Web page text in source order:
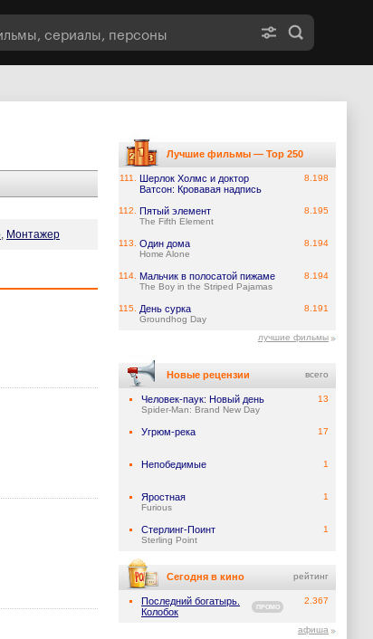
, Монтажер
Лучшие фильмы — Top 250
111.
Шерлок Холмс и доктор
Ватсон: Кровавая надпись
8.198
112. Пятый элемент
The Fifth Element
8.195
113. Один дома
Home Alone
8.194
114. Мальчик в полосатой пижаме
The Boy in the Striped Pajamas
8.194
115. День сурка
Groundhog Day
8.191
лучшие фильмы
Новые рецензии всего
Человек-паук: Новый день
Spider-Man: Brand New Day
13
Угрюм-река 17
Непобедимые 1
Яростная
Furious
1
Стерлинг-Поинт
Sterling Point
1
Сегодня в кино рейтинг
Последний богатырь.
Колобок
ПРОМО
2.367
афиша